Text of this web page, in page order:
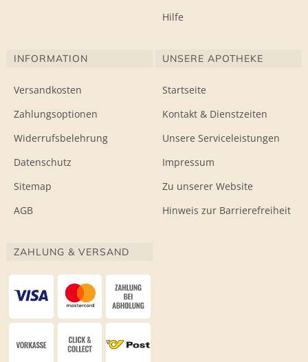
Hilfe
INFORMATION
Versandkosten
Zahlungsoptionen
Widerrufsbelehrung
Datenschutz
Sitemap
AGB
UNSERE APOTHEKE
Startseite
Kontakt & Dienstzeiten
Unsere Serviceleistungen
Impressum
Zu unserer Website
Hinweis zur Barrierefreiheit
ZAHLUNG & VERSAND